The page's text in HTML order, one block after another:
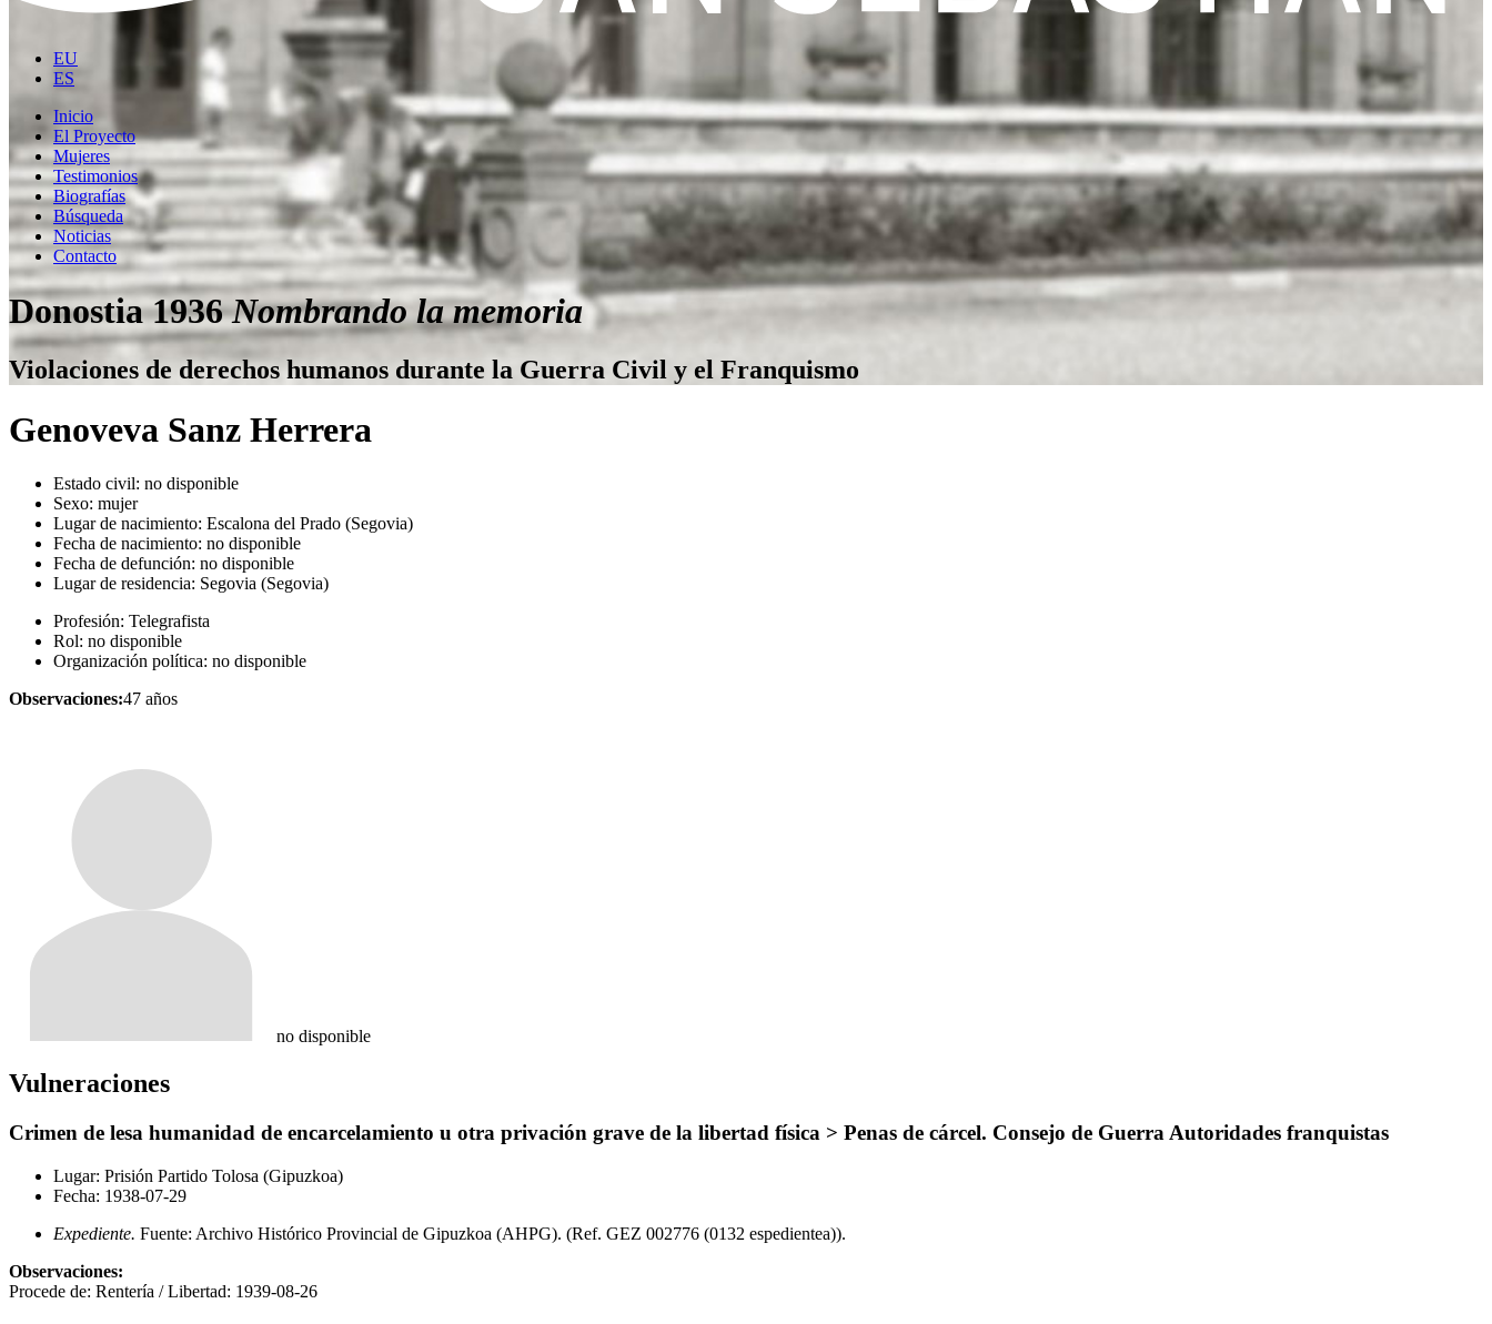
EU
ES
Inicio
El Proyecto
Mujeres
Testimonios
Biografías
Búsqueda
Noticias
Contacto
Donostia 1936Nombrando la memoria
Violaciones de derechos humanos durante la Guerra Civil y el Franquismo
Genoveva Sanz Herrera
Estado civil: no disponible
Sexo: mujer
Lugar de nacimiento: Escalona del Prado (Segovia)
Fecha de nacimiento: no disponible
Fecha de defunción: no disponible
Lugar de residencia: Segovia (Segovia)
Profesión: Telegrafista
Rol: no disponible
Organización política: no disponible
Observaciones:47 años
no disponible
Vulneraciones
Crimen de lesa humanidad de encarcelamiento u otra privación grave de la libertad física > Penas de cárcel. Consejo de Guerra Autoridades franquistas
Lugar: Prisión Partido Tolosa (Gipuzkoa)
Fecha: 1938-07-29
Expediente. Fuente: Archivo Histórico Provincial de Gipuzkoa (AHPG). (Ref. GEZ 002776 (0132 espedientea)).
Observaciones:
Procede de: Rentería / Libertad: 1939-08-26